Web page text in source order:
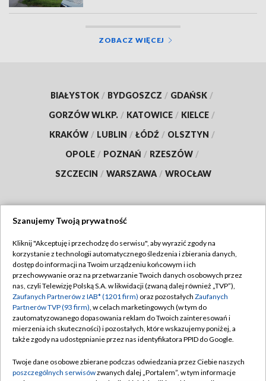
ZOBACZ WIĘCEJ
BIAŁYSTOK / BYDGOSZCZ / GDAŃSK /
GORZÓW WLKP. / KATOWICE / KIELCE /
KRAKÓW / LUBLIN / ŁÓDŹ / OLSZTYN /
OPOLE / POZNAŃ / RZESZÓW /
SZCZECIN / WARSZAWA / WROCŁAW
TVP
Abonament TVP
Emisja w TVP
Centrum informacji TVP
Naziemna Telewizja Cyfrowa
Rada Programowa
Regulamin TVP
Polityka prywatności
Moje zgody
Pomoc
Kontakt
Szanujemy Twoją prywatność
Kliknij "Akceptuję i przechodzę do serwisu", aby wyrazić zgody na
korzystanie z technologii automatycznego śledzenia i zbierania danych,
dostęp do informacji na Twoim urządzeniu końcowym i ich
przechowywanie oraz na przetwarzanie Twoich danych osobowych przez
nas, czyli Telewizję Polską S.A. w likwidacji (zwaną dalej również „TVP”),
Zaufanych Partnerów z IAB* (1201 firm) oraz pozostałych Zaufanych
Partnerów TVP (93 firm), w celach marketingowych (w tym do
zautomatyzowanego dopasowania reklam do Twoich zainteresowań i
mierzenia ich skuteczności) i pozostałych, które wskazujemy poniżej, a
także zgody na udostępnianie przez nas identyfikatora PPID do Google.
Twoje dane osobowe zbierane podczas odwiedzania przez Ciebie naszych
poszczególnych serwisówzwanych dalej „Portalem”, w tym informacje